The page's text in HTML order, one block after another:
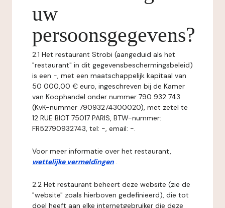
uw
persoonsgegevens?
2.1 Het restaurant Strobi (aangeduid als het
"restaurant" in dit gegevensbeschermingsbeleid)
is een -, met een maatschappelijk kapitaal van
50 000,00 € euro, ingeschreven bij de Kamer
van Koophandel onder nummer 790 932 743
(KvK-nummer 79093274300020), met zetel te
12 RUE BIOT 75017 PARIS, BTW-nummer:
FR52790932743, tel: -, email: -.
Voor meer informatie over het restaurant,
wettelijke vermeldingen .
2.2 Het restaurant beheert deze website (zie de
"website" zoals hierboven gedefinieerd), die tot
doel heeft aan elke internetgebruiker die deze